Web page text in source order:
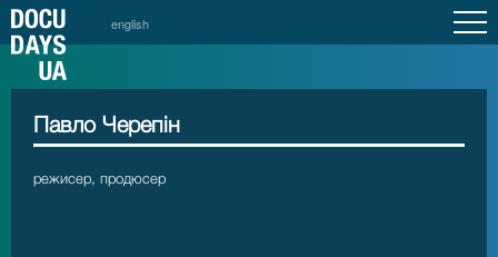
english
Павло Черепін
режисер, продюсер